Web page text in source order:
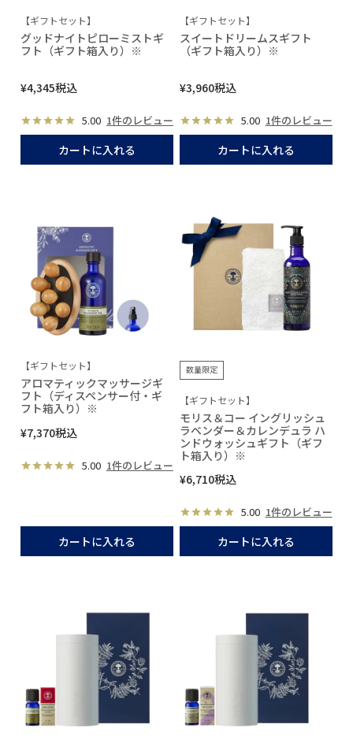
【ギフトセット】
グッドナイトピローミストギ
フト（ギフト箱入り）※
¥4,345税込
5.00 1件のレビュー
カートに入れる
【ギフトセット】
スイートドリームスギフト
（ギフト箱入り）※
¥3,960税込
5.00 1件のレビュー
カートに入れる
【ギフトセット】
アロマティックマッサージギ
フト（ディスペンサー付・ギ
フト箱入り）※
¥7,370税込
5.00 1件のレビュー
カートに入れる
数量限定
【ギフトセット】
モリス＆コー イングリッシュ
ラベンダー＆カレンデュラ ハ
ンドウォッシュギフト（ギフ
ト箱入り）※
¥6,710税込
5.00 1件のレビュー
カートに入れる